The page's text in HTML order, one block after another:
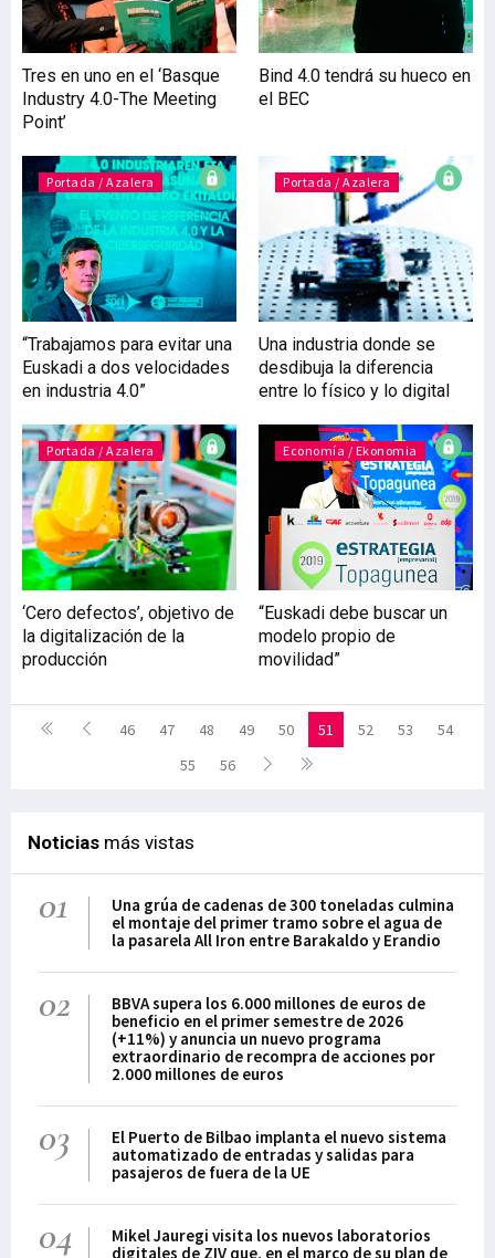
del negocio de las
aseguradoras, que se
este tipo para dar
respuesta a los principales
Tres en uno en el ‘Basque
Industry 4.0-The Meeting
Point’
Bind 4.0 tendrá su hueco en
el BEC
Portada / Azalera
“Trabajamos para evitar una
Euskadi a dos velocidades
en industria 4.0”
Portada / Azalera
Una industria donde se
desdibuja la diferencia
entre lo físico y lo digital
Portada / Azalera
‘Cero defectos’, objetivo de
la digitalización de la
producción
Economía / Ekonomia
“Euskadi debe buscar un
modelo propio de
movilidad”
46 47 48 49 50 51 52 53
54
55
56
Noticias más vistas
01
Una grúa de cadenas de 300 toneladas culmina
el montaje del primer tramo sobre el agua de
la pasarela All Iron entre Barakaldo y Erandio
02
BBVA supera los 6.000 millones de euros de
beneficio en el primer semestre de 2026
(+11%) y anuncia un nuevo programa
extraordinario de recompra de acciones por
2.000 millones de euros
03
El Puerto de Bilbao implanta el nuevo sistema
automatizado de entradas y salidas para
pasajeros de fuera de la UE
04
Mikel Jauregi visita los nuevos laboratorios
digitales de ZIV que, en el marco de su plan de